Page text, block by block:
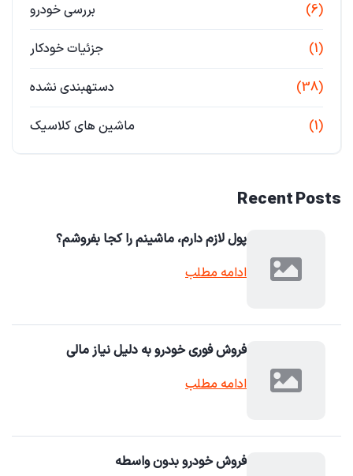
بررسی خودرو (6)
جزئیات خودکار (1)
دستهبندی نشده (38)
ماشین های کلاسیک (1)
Recent Posts
پول لازم دارم، ماشینم را کجا بفروشم؟
ادامه مطلب
فروش فوری خودرو به دلیل نیاز مالی
ادامه مطلب
فروش خودرو بدون واسطه